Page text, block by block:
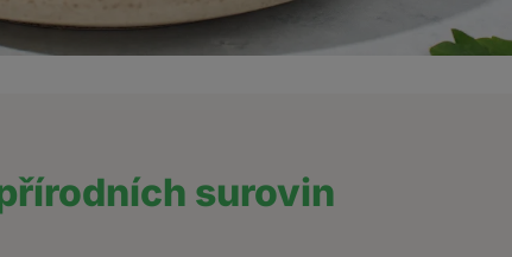
surovin